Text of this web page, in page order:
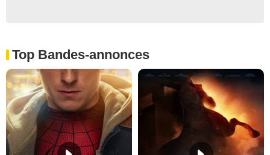
Top Bandes-annonces